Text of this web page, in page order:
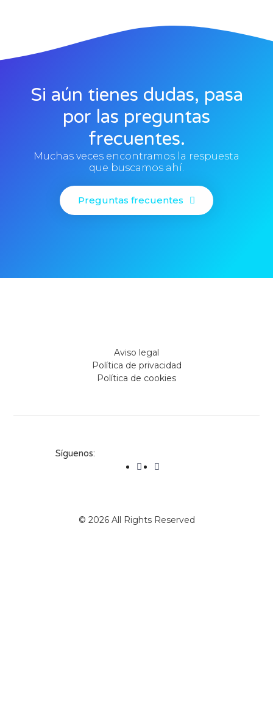
Si aún tienes dudas, pasa
por las preguntas
frecuentes.
Muchas veces encontramos la respuesta
que buscamos ahí.
Preguntas frecuentes
Aviso legal
Política de privacidad
Política de cookies
Síguenos:
© 2026 All Rights Reserved